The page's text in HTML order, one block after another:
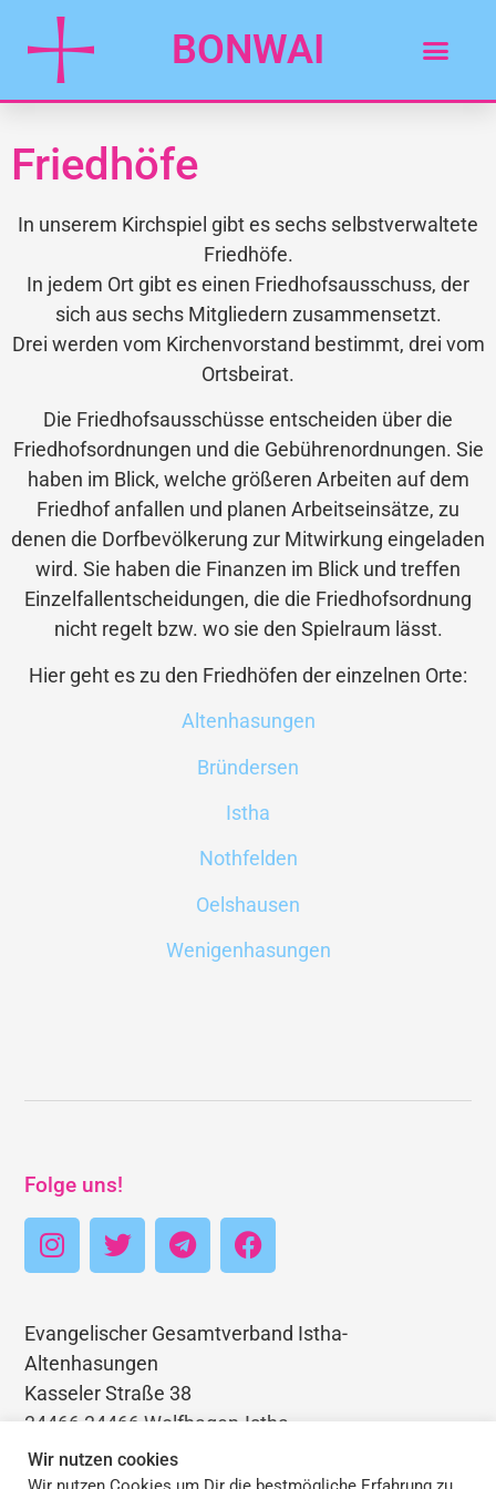
BONWAI
Friedhöfe
In unserem Kirchspiel gibt es sechs selbstverwaltete
Friedhöfe.
In jedem Ort gibt es einen Friedhofsausschuss, der
sich aus sechs Mitgliedern zusammensetzt.
Drei werden vom Kirchenvorstand bestimmt, drei vom
Ortsbeirat.
Die Friedhofsausschüsse entscheiden über die
Friedhofsordnungen und die Gebührenordnungen. Sie
haben im Blick, welche größeren Arbeiten auf dem
Friedhof anfallen und planen Arbeitseinsätze, zu
denen die Dorfbevölkerung zur Mitwirkung eingeladen
wird. Sie haben die Finanzen im Blick und treffen
Einzelfallentscheidungen, die die Friedhofsordnung
nicht regelt bzw. wo sie den Spielraum lässt.
Hier geht es zu den Friedhöfen der einzelnen Orte:
Altenhasungen
Bründersen
Istha
Nothfelden
Oelshausen
Wenigenhasungen
Folge uns!
Evangelischer Gesamtverband Istha-
Altenhasungen
Kasseler Straße 38
34466 34466 Wolfhagen-Istha
Telefon: 05692 3403768
E-Mail: pfarramt.istha@ekkw.de
Wir nutzen cookies